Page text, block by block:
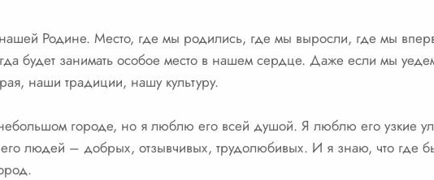
Родине. Место, где мы родились, где мы выросли, где мы
будет занимать особое место в нашем сердце. Даже если мы
наши традиции, нашу культуру.
городе, но я люблю его всей душой. Я люблю его узкие
людей – добрых, отзывчивых, трудолюбивых. И я знаю, что где